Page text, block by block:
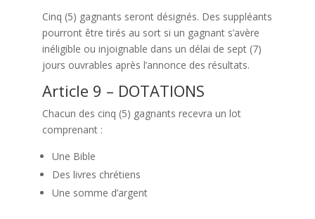
Cinq (5) gagnants seront désignés. Des suppléants
pourront être tirés au sort si un gagnant s’avère
inéligible ou injoignable dans un délai de sept (7)
jours ouvrables après l’annonce des résultats.
Article 9 – DOTATIONS
Chacun des cinq (5) gagnants recevra un lot
comprenant :
Une Bible
Des livres chrétiens
Une somme d’argent